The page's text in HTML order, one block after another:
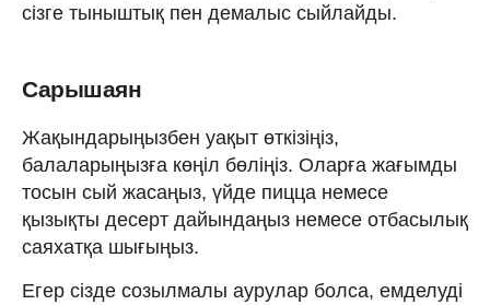
сізге тыныштық пен демалыс сыйлайды.
Сарышаян
Жақындарыңызбен уақыт өткізіңіз,
балаларыңызға көңіл бөліңіз. Оларға жағымды
тосын сый жасаңыз, үйде пицца немесе
қызықты десерт дайындаңыз немесе отбасылық
саяхатқа шығыңыз.
Егер сізде созылмалы аурулар болса, емделуді